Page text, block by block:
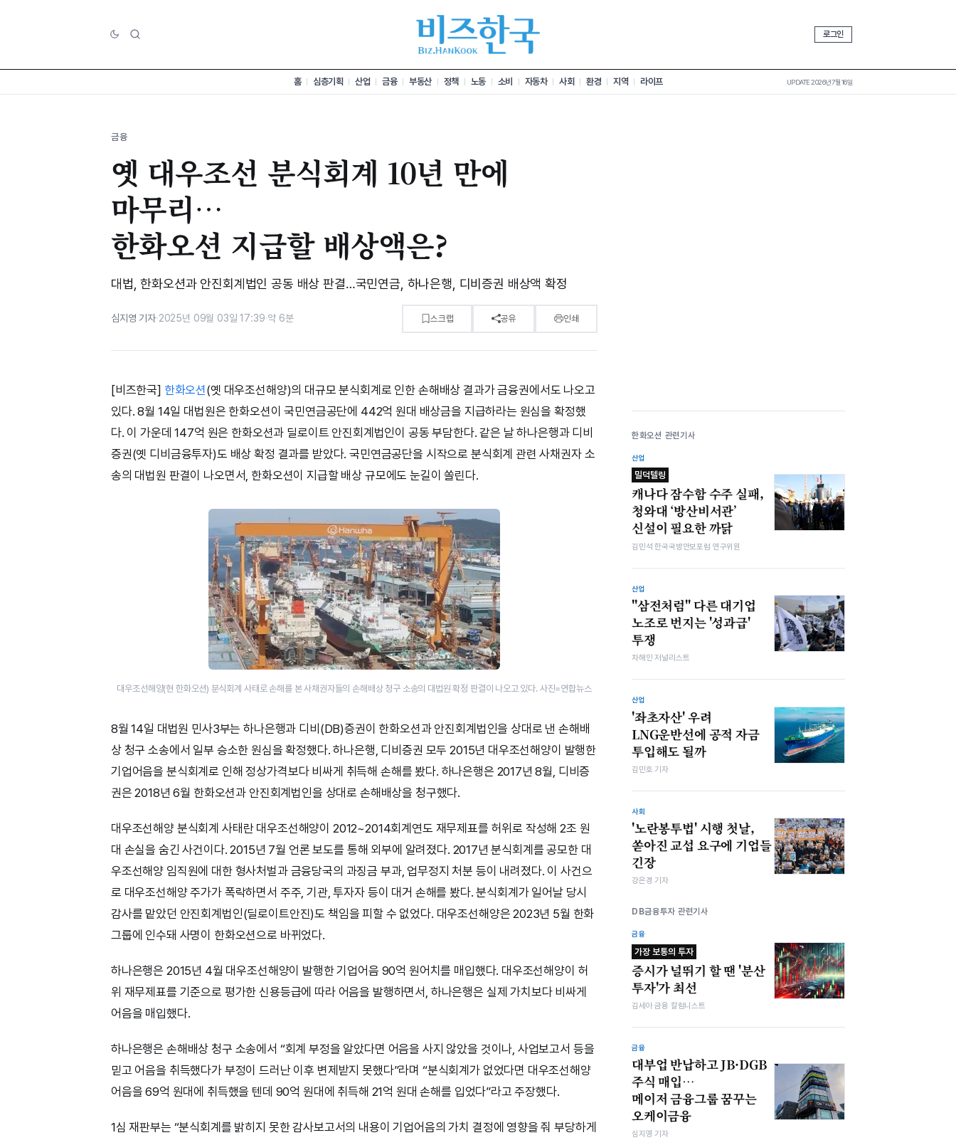
로그인
홈 심층기획 산업 금융 부동산 정책 노동 소비 자동차 사회 환경 지역 라이프 UPDATE 2026년 7월 16일
금융
옛 대우조선 분식회계 10년 만에
마무리…
한화오션 지급할 배상액은?
대법, 한화오션과 안진회계법인 공동 배상 판결…국민연금, 하나은행, 디비증권 배상액 확정
심지영 기자·2025년 09월 03일 17:39·약 6분 스크랩 공유 인쇄
[비즈한국] 한화오션(옛 대우조선해양)의 대규모 분식회계로 인한 손해배상 결과가 금융권에서도 나오고
있다. 8월 14일 대법원은 한화오션이 국민연금공단에 442억 원대 배상금을 지급하라는 원심을 확정했
다. 이 가운데 147억 원은 한화오션과 딜로이트 안진회계법인이 공동 부담한다. 같은 날 하나은행과 디비
증권(옛 디비금융투자)도 배상 확정 결과를 받았다. 국민연금공단을 시작으로 분식회계 관련 사채권자 소
송의 대법원 판결이 나오면서, 한화오션이 지급할 배상 규모에도 눈길이 쏠린다.
대우조선해양(현 한화오션) 분식회계 사태로 손해를 본 사채권자들의 손해배상 청구 소송의 대법원 확정 판결이 나오고 있다. 사진=연합뉴스
8월 14일 대법원 민사3부는 하나은행과 디비(DB)증권이 한화오션과 안진회계법인을 상대로 낸 손해배
상 청구 소송에서 일부 승소한 원심을 확정했다. 하나은행, 디비증권 모두 2015년 대우조선해양이 발행한
기업어음을 분식회계로 인해 정상가격보다 비싸게 취득해 손해를 봤다. 하나은행은 2017년 8월, 디비증
권은 2018년 6월 한화오션과 안진회계법인을 상대로 손해배상을 청구했다.
대우조선해양 분식회계 사태란 대우조선해양이 2012~2014회계연도 재무제표를 허위로 작성해 2조 원
대 손실을 숨긴 사건이다. 2015년 7월 언론 보도를 통해 외부에 알려졌다. 2017년 분식회계를 공모한 대
우조선해양 임직원에 대한 형사처벌과 금융당국의 과징금 부과, 업무정지 처분 등이 내려졌다. 이 사건으
로 대우조선해양 주가가 폭락하면서 주주, 기관, 투자자 등이 대거 손해를 봤다. 분식회계가 일어날 당시
감사를 맡았던 안진회계법인(딜로이트안진)도 책임을 피할 수 없었다. 대우조선해양은 2023년 5월 한화
그룹에 인수돼 사명이 한화오션으로 바뀌었다.
하나은행은 2015년 4월 대우조선해양이 발행한 기업어음 90억 원어치를 매입했다. 대우조선해양이 허
위 재무제표를 기준으로 평가한 신용등급에 따라 어음을 발행하면서, 하나은행은 실제 가치보다 비싸게
어음을 매입했다.
하나은행은 손해배상 청구 소송에서 “회계 부정을 알았다면 어음을 사지 않았을 것이나, 사업보고서 등을
믿고 어음을 취득했다가 부정이 드러난 이후 변제받지 못했다”라며 “분식회계가 없었다면 대우조선해양
어음을 69억 원대에 취득했을 텐데 90억 원대에 취득해 21억 원대 손해를 입었다”라고 주장했다.
1심 재판부는 “분식회계를 밝히지 못한 감사보고서의 내용이 기업어음의 가치 결정에 영향을 줘 부당하게
한화오션 관련기사
산업
밀덕텔링
캐나다 잠수함 수주 실패,
청와대 ‘방산비서관’
신설이 필요한 까닭
김민석 한국국방안보포럼 연구위원
산업
"삼전처럼" 다른 대기업
노조로 번지는 '성과급'
투쟁
차해인 저널리스트
산업
'좌초자산' 우려
LNG운반선에 공적 자금
투입해도 될까
김민호 기자
사회
'노란봉투법' 시행 첫날,
쏟아진 교섭 요구에 기업들
긴장
강은경 기자
DB금융투자 관련기사
금융
가장 보통의 투자
증시가 널뛰기 할 땐 '분산
투자'가 최선
김세아 금융 칼럼니스트
금융
대부업 반납하고 JB·DGB
주식 매입…
메이저 금융그룹 꿈꾸는
오케이금융
심지영 기자